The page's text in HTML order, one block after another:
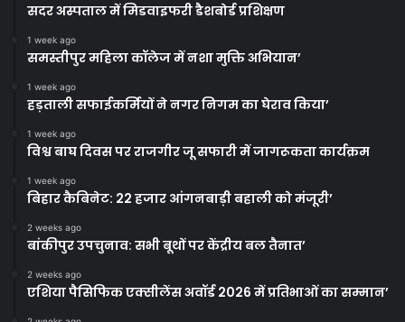
सदर अस्पताल में मिडवाइफरी डैशबोर्ड प्रशिक्षण
1 week ago
समस्तीपुर महिला कॉलेज में नशा मुक्ति अभियान’
1 week ago
हड़ताली सफाईकर्मियों ने नगर निगम का घेराव किया’
1 week ago
विश्व बाघ दिवस पर राजगीर जू सफारी में जागरूकता कार्यक्रम
1 week ago
बिहार कैबिनेट: 22 हजार आंगनबाड़ी बहाली को मंजूरी’
2 weeks ago
बांकीपुर उपचुनाव: सभी बूथों पर केंद्रीय बल तैनात’
2 weeks ago
एशिया पैसिफिक एक्सीलेंस अवॉर्ड 2026 में प्रतिभाओं का सम्मान’